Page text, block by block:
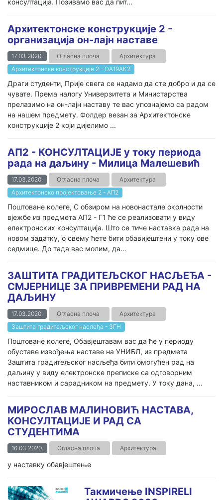
консултација. Позивамо вас да пит...
Архитектонске конструкције 2 -
организација он-лајн наставе
17.03.2020. Огласна плоча
Архитектура
Архитектонске конструкције 2 - ОА19АК2
Драги студенти, Прије свега се надамо да сте добро и да се
чувате. Према налогу Универзитета и Министарства
прелазимо на он-лајн наставу те вас упознајемо са радом
на нашем предмету. Фолдер везан за Архитектонске
конструкције 2 који дијелимо ...
АП2 - КОНСУЛТАЦИЈЕ у току периода
рада на даљину - Милица Малешевић
17.03.2020. Огласна плоча
Архитектура
Архитектонско пројектовање 2 - АП2
Поштоване колеге, С обзиром на новонастале околности
вјежбе из предмета АП2 - Г1 ће се реализовати у виду
електронских консултација. Што се тиче наставка рада на
новом задатку, о свему ћете бити обавијештени у току ове
седмице. До тада вас молим, да...
ЗАШТИТА ГРАДИТЕЉСКОГ НАСЉЕЂА -
СМЈЕРНИЦЕ ЗА ПРИВРЕМЕНИ РАД НА
ДАЉИНУ
17.03.2020. Огласна плоча
Архитектура
Заштита градитељског наслеђа - ЗГН
Поштоване колеге, Обавјештавам вас да ће у периоду
обуставе извођења наставе на УНИБЛ, из предмета
Заштита градитељског насљеђа бити омогућен рад на
даљину у виду електронске преписке са одговорним
наставником и сарадником на предмету. У току дана, ...
МИРОСЛАВ МАЛИНОВИЋ НАСТАВА,
КОНСУЛТАЦИЈЕ И РАД СА
СТУДЕНТИМА
16.03.2020. Огласна плоча Архитектура
у наставку обавјештење
Такмичење INSPIRELI